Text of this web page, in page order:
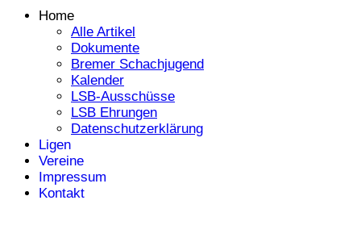
Home
Alle Artikel
Dokumente
Bremer Schachjugend
Kalender
LSB-Ausschüsse
LSB Ehrungen
Datenschutzerklärung
Ligen
Vereine
Impressum
Kontakt